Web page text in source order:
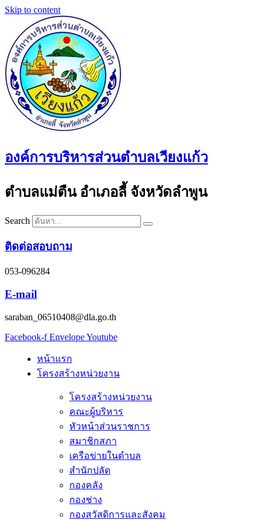
Skip to content
องค์การบริหารส่วนตำบลเวียงแก้ว
ตำบลแม่ตืน อำเภอลี้ จังหวัดลำพูน
Search
ติดต่อสอบถาม
053-096284
E-mail
saraban_06510408@dla.go.th
Facebook-f EnvelopeYoutube
หน้าแรก
โครงสร้างหน่วยงาน
โครงสร้างหน่วยงาน
คณะผู้บริหาร
หัวหน้าส่วนราชการ
สมาชิกสภา
เครือข่ายในตำบล
สำนักปลัด
กองคลัง
กองช่าง
กองสวัสดิการและสังคม